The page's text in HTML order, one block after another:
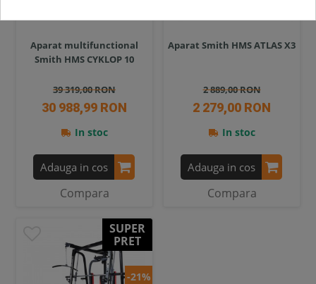
Aparat multifunctional
Smith HMS CYKLOP 10
39 319,00 RON
30 988,99 RON
In stoc
Adauga in cos
Compara
Aparat Smith HMS ATLAS X3
2 889,00 RON
2 279,00 RON
In stoc
Adauga in cos
Compara
SUPER
PRET
-21%